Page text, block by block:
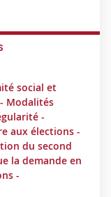
S
P
L
È
social et
Modalités
-
aux élections -
du second
la demande en
-